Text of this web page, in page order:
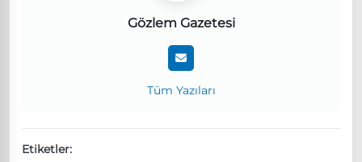
Gözlem Gazetesi
Tüm Yazıları
Etiketler: